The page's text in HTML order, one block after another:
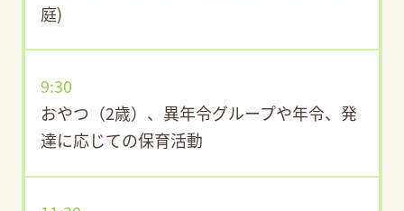
庭)
9:30
おやつ（2歳）、異年令グループや年令、発
達に応じての保育活動